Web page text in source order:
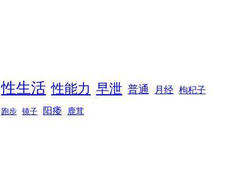
性生活 性能力 早泄 普通 月经 枸杞子
跑步 镜子 阳痿 鹿茸